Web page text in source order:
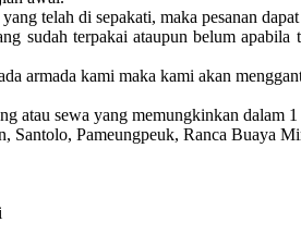
telah di sepakati, maka pesanan
sudah terpakai ataupun belum
armada kami maka kami akan
atau sewa yang memungkinkan dalam
Santolo, Pameungpeuk, Ranca Buaya